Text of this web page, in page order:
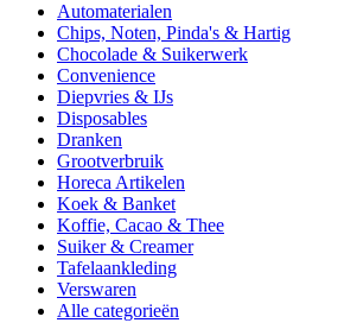
Automaterialen
Chips, Noten, Pinda's & Hartig
Chocolade & Suikerwerk
Convenience
Diepvries & IJs
Disposables
Dranken
Grootverbruik
Horeca Artikelen
Koek & Banket
Koffie, Cacao & Thee
Suiker & Creamer
Tafelaankleding
Verswaren
Alle categorieën